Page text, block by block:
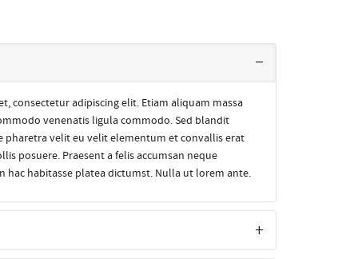
consectetur adipiscing elit. Etiam aliquam massa
venenatis ligula commodo. Sed blandit
pharetra velit eu velit elementum et convallis erat
posuere. Praesent a felis accumsan neque
hac habitasse platea dictumst. Nulla ut lorem ante.